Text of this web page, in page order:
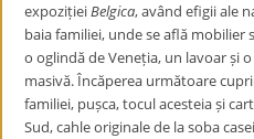
expozițieiBelgica, având efigii ale
baia familiei, unde se află mobilier
o oglindă de Veneția, un lavoar și
masivă. Încăperea următoare
familiei, pușca, tocul acesteia și
Sud, cahle originale de la soba